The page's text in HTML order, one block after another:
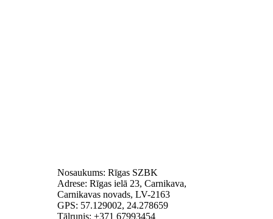
Nosaukums: Rīgas SZBK
Adrese: Rīgas ielā 23, Carnikava,
Carnikavas novads, LV-2163
GPS: 57.129002, 24.278659
Tālrunis: +371 67993454